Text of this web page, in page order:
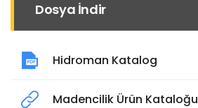
Dosya İndir
Hidroman Katalog
Madencilik Ürün Kataloğu